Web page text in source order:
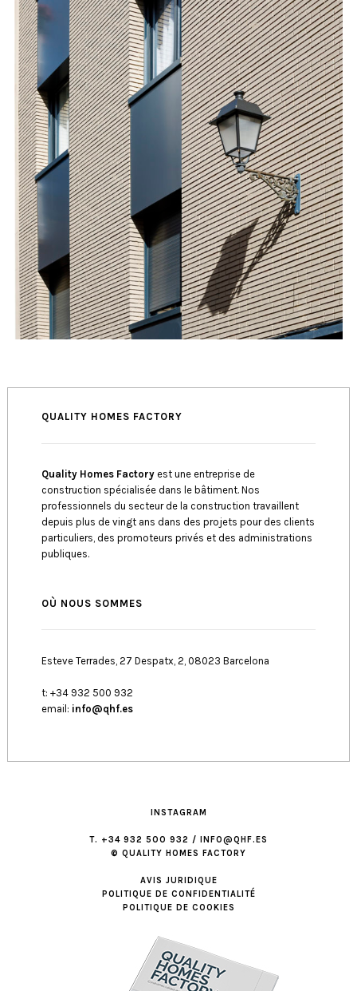
QUALITY HOMES FACTORY
Quality Homes Factoryest une entreprise de
construction spécialisée dans le bâtiment. Nos
professionnels du secteur de la construction travaillent
depuis plus de vingt ans dans des projets pour des clients
particuliers, des promoteurs privés et des administrations
publiques.
OÙ NOUS SOMMES
Esteve Terrades, 27 Despatx, 2, 08023 Barcelona
t: +34 932 500 932
email: info@qhf.es
INSTAGRAM
T. +34 932 500 932 / INFO@QHF.ES
© QUALITY HOMES FACTORY
AVIS JURIDIQUE
POLITIQUE DE CONFIDENTIALITÉ
POLITIQUE DE COOKIES